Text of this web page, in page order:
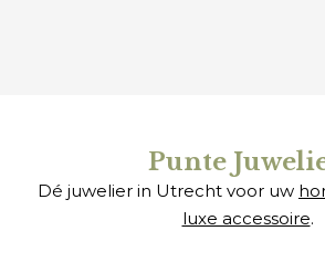
Punte
Dé juwelier in Utrecht voor uw
luxe accessoire.